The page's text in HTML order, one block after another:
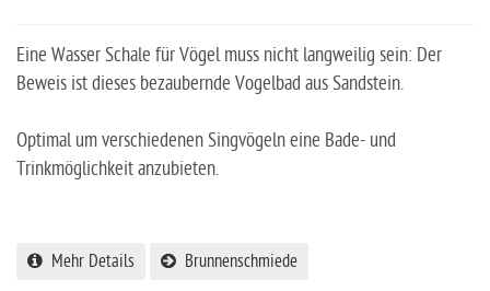
Eine Wasser Schale für Vögel muss nicht langweilig sein: Der
Beweis ist dieses bezaubernde Vogelbad aus Sandstein.
Optimal um verschiedenen Singvögeln eine Bade- und
Trinkmöglichkeit anzubieten.
Mehr Details Brunnenschmiede